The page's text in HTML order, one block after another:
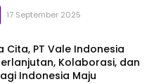
17 September 2025
Cita, PT Vale Indonesia
Kolaborasi, dan
Indonesia Maju